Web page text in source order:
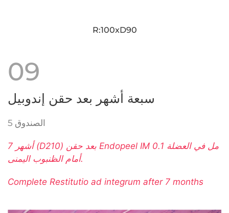
R:100xD90
09
سبعة أشهر بعد حقن إندوبيل
الصندوق 5
7 أشهر (D210) بعد حقن Endopeel IM 0.1 مل في العضلة
أمام الظنبوب اليمنى.
Complete Restitutio ad integrum after 7 months